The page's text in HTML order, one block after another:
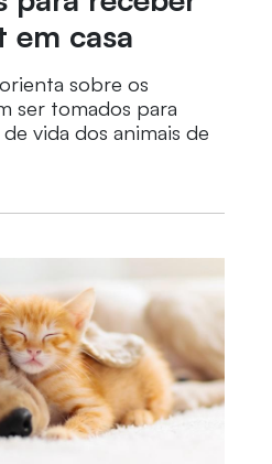
em casa
sobre os
ser tomados para
vida dos animais de